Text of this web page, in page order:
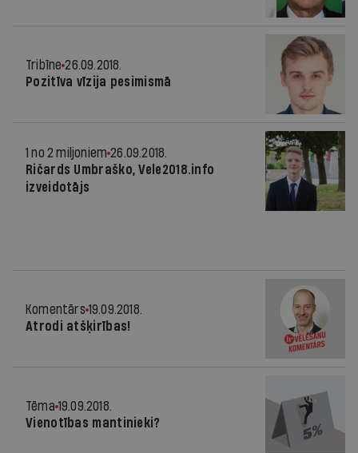
Tribīne 26.09.2018.
Pozitīva vīzija pesimismā
1 no 2 miljoniem 26.09.2018.
Ričards Umbraško, Vele2018.info
izveidotājs
Komentārs 19.09.2018.
Atrodi atšķirības!
Tēma 19.09.2018.
Vienotības mantinieki?